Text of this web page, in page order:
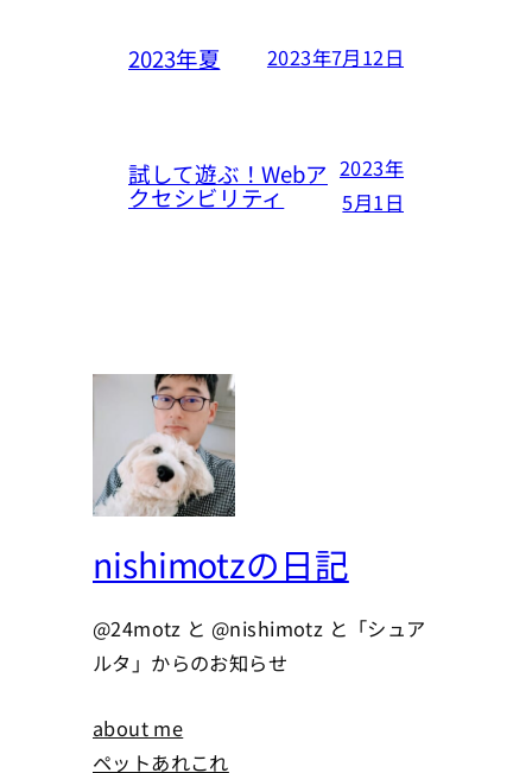
2023年夏 2023年7月12日
試して遊ぶ！Webア
クセシビリティ
2023年
5月1日
nishimotzの日記
@24motz と @nishimotz と「シュア
ルタ」からのお知らせ
about me
ペットあれこれ